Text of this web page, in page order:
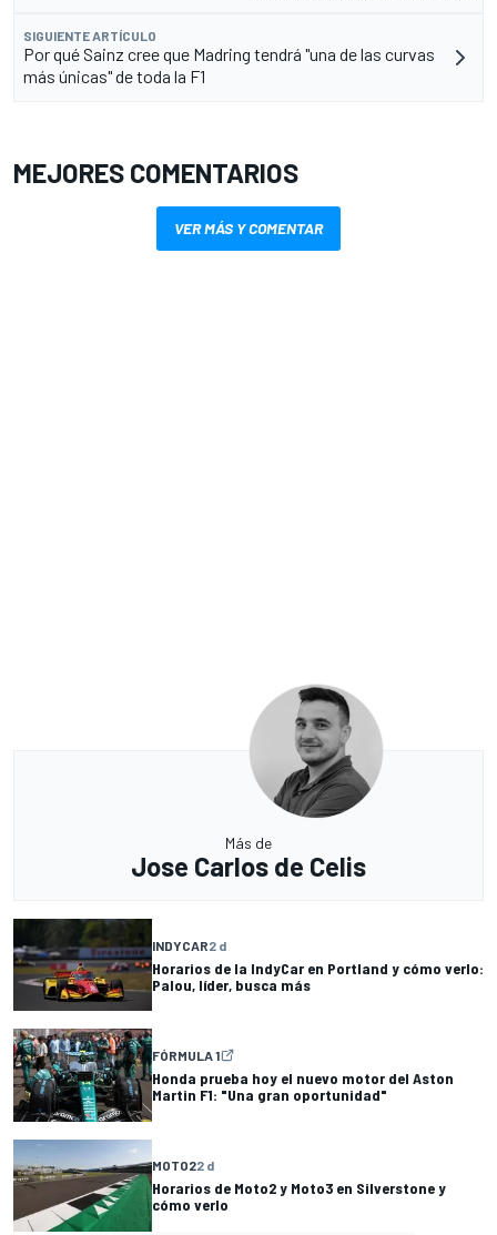
SIGUIENTE ARTÍCULO
Por qué Sainz cree que Madring tendrá "una de las curvas
más únicas" de toda la F1
MEJORES COMENTARIOS
VER MÁS Y COMENTAR
Más de
Jose Carlos de Celis
INDYCAR2 d
Horarios de la IndyCar en Portland y cómo verlo:
Palou, líder, busca más
FÓRMULA 1
Honda prueba hoy el nuevo motor del Aston
Martin F1: "Una gran oportunidad"
MOTO22 d
Horarios de Moto2 y Moto3 en Silverstone y
cómo verlo